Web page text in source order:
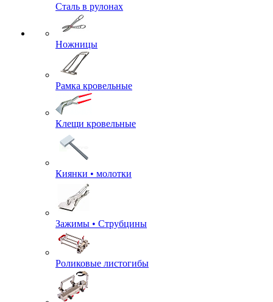
Сталь в рулонах
Ножницы
Рамка кровельные
Клещи кровельные
Киянки • молотки
Зажимы • Струбцины
Роликовые листогибы